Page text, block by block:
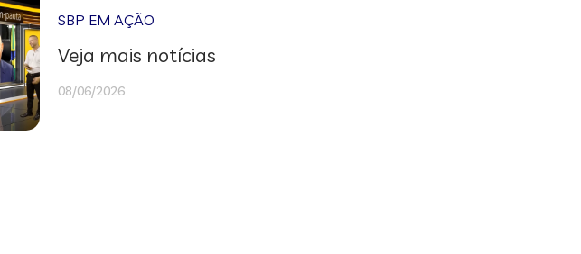
SBP EM AÇÃO
Veja mais notícias
08/06/2026